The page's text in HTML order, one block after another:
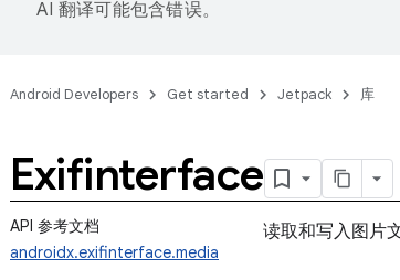
AI 翻译可能包含错误。
Android Developers Get started Jetpack 库
Exifinterface
API 参考文档
androidx.exifinterface.media
读取和写入图片